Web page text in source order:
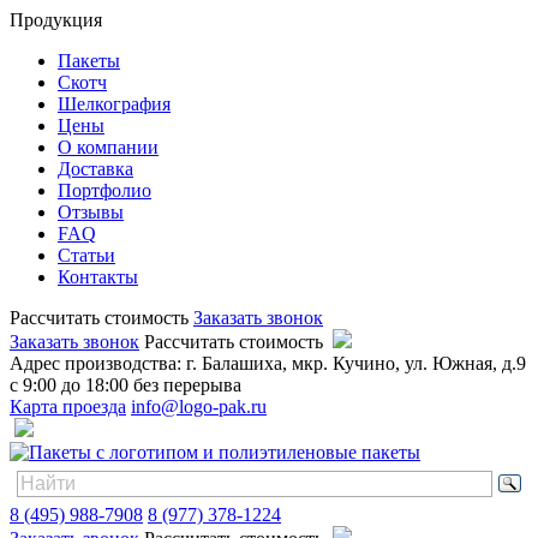
Продукция
Пакеты
Скотч
Шелкография
Цены
О компании
Доставка
Портфолио
Отзывы
FAQ
Статьи
Контакты
Рассчитать стоимость Заказать звонок
Заказать звонок Рассчитать стоимость
Адрес производства: г. Балашиха, мкр. Кучино, ул. Южная, д.9
с 9:00 до 18:00 без перерыва
Карта проезда info@logo-pak.ru
8 (495) 988-7908 8 (977) 378-1224